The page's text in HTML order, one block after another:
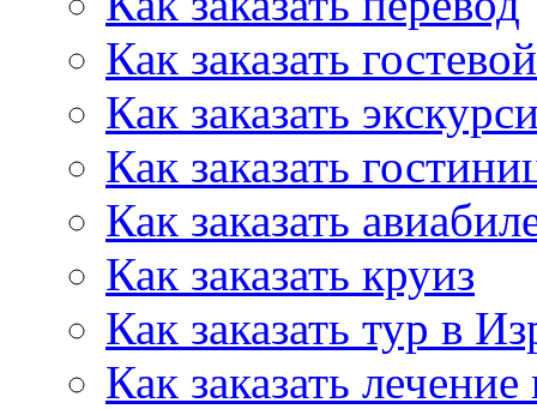
Как заказать
Как заказать
Как заказать
Как заказать
Как заказать круиз
Как заказать тур в
Как заказать